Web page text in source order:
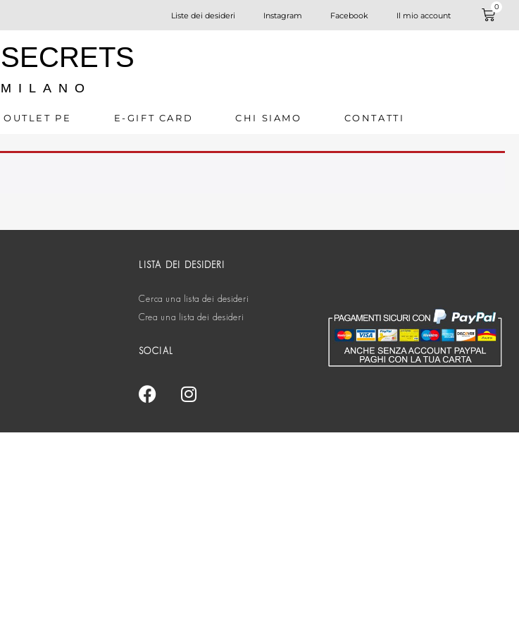
Liste dei desideri Instagram Facebook Il mio account
0
SECRETS
MILANO
OUTLET PE E-GIFT CARD CHI SIAMO CONTATTI
LISTA DEI DESIDERI
Cerca una lista dei desideri
Crea una lista dei desideri
SOCIAL